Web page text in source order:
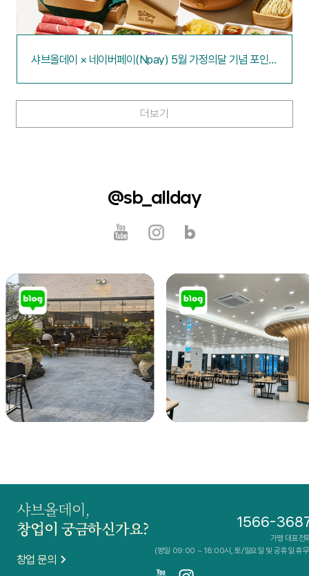
샤브올데이 × 네이버페이(Npay) 5월 가정의달 기념 포인트
더보기
@sb_allday
샤브올데이,
창업이 궁금하신가요?
창업 문의
1566-
가맹 대표전
(평일 09:00 ~ 18:00시, 토/일요일 및 공휴일 휴